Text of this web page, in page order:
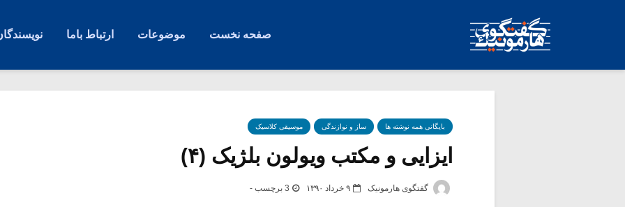
صفحه نخست موضوعات ارتباط باما
بایگانی همه نوشته ها ساز و نوازندگی موسیقی کلاسیک
ایزایی و مکتب ویولون بلژیک (۴)
گفتگوی هارمونیک ۹ خرداد ۱۳۹۰ 3 برچسب -